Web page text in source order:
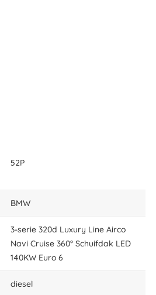
52P
BMW
3-serie 320d Luxury Line Airco
Navi Cruise 360° Schuifdak LED
140KW Euro 6
diesel